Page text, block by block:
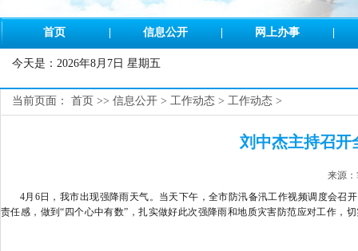
首页 信息公开 网上办事
今天是： 2026年8月7日 星期五
当前页面： 首页 >> 信息公开 > 工作动态 > 工作动态 >
刘中杰主持召开
来源
4月6日，我市出现强降雨天气。当天下午，全市防汛备汛工作视频调度会召
责任感，做到“四个心中有数”，扎实做好此次强降雨和地质灾害防范应对工作，